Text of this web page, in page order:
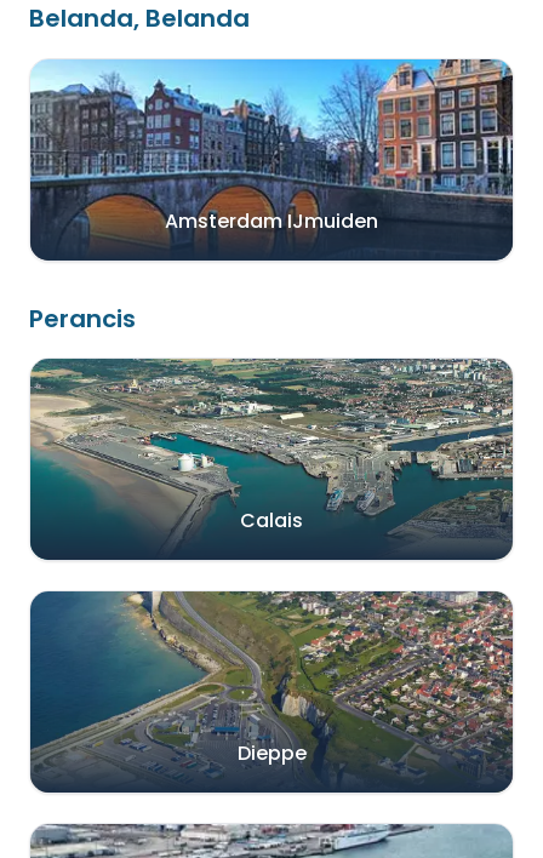
Belanda, Belanda
Amsterdam IJmuiden
Perancis
Calais
Dieppe